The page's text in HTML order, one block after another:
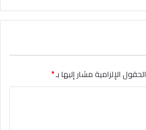
الحقول الإلزامية مشار إليها بـ*